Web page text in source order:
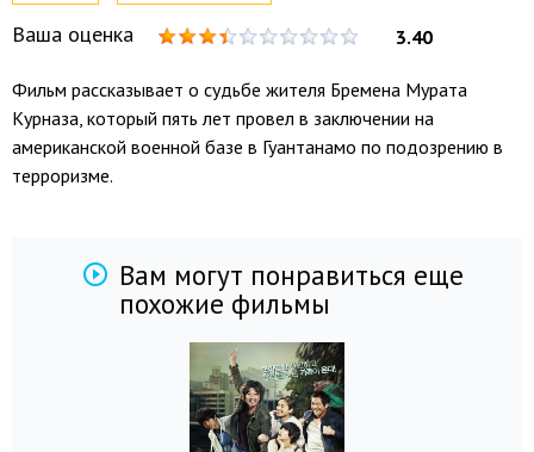
Ваша оценка 3.40
Фильм рассказывает о судьбе жителя Бремена Мурата
Курназа, который пять лет провел в заключении на
американской военной базе в Гуантанамо по подозрению в
терроризме.
Вам могут понравиться еще
похожие фильмы